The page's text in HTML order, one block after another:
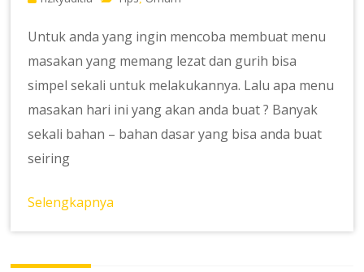
Untuk anda yang ingin mencoba membuat menu
masakan yang memang lezat dan gurih bisa
simpel sekali untuk melakukannya. Lalu apa menu
masakan hari ini yang akan anda buat ? Banyak
sekali bahan – bahan dasar yang bisa anda buat
seiring
Selengkapnya